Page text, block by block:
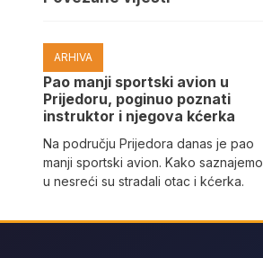
ARHIVA
Pao manji sportski avion u
Prijedoru, poginuo poznati
instruktor i njegova kćerka
Na području Prijedora danas je pao
manji sportski avion. Kako saznajemo
u nesreći su stradali otac i kćerka.